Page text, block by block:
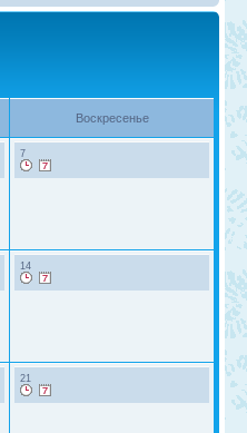
Воскресенье
7
14
21